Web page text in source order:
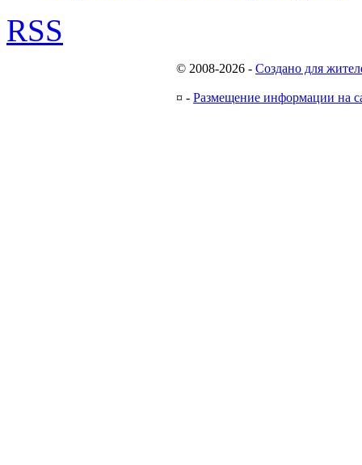
RSS
© 2008-2026 - Создано для
¤ - Размещение информации на